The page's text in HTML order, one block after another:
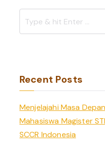
Recent Posts
Menjelajahi Masa
Mahasiswa Magister
SCCR Indonesia